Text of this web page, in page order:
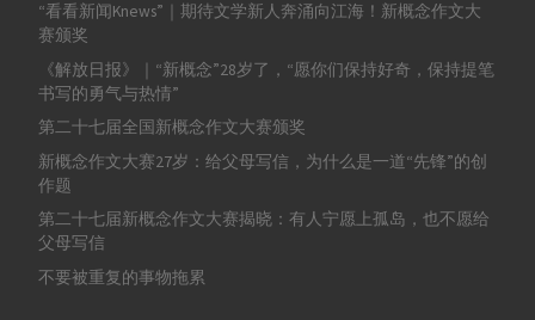
“看看新闻Knews”｜期待文学新人奔涌向江海！新概念作文大
赛颁奖
《解放日报》｜“新概念”28岁了，“愿你们保持好奇，保持提笔
书写的勇气与热情”
第二十七届全国新概念作文大赛颁奖
新概念作文大赛27岁：给父母写信，为什么是一道“先锋”的创
作题
第二十七届新概念作文大赛揭晓：有人宁愿上孤岛，也不愿给
父母写信
不要被重复的事物拖累